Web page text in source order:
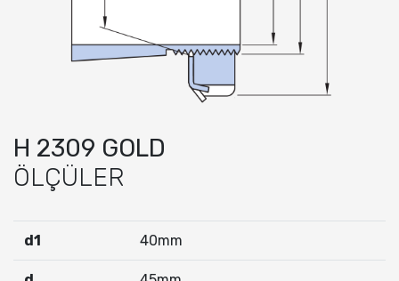
H 2309 GOLD
ÖLÇÜLER
d1 40mm